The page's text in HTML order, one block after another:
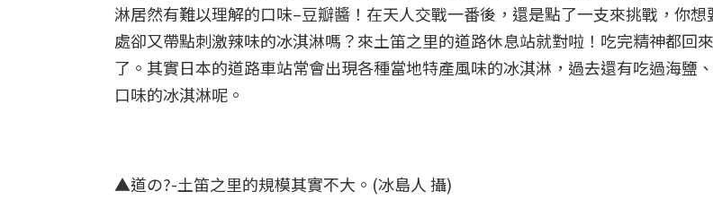
淋居然有難以理解的口味–豆瓣醬！在天人交戰一番後，還是點了一支來挑戰，你
處卻又帶點刺激辣味的冰淇淋嗎？來土笛之里的道路休息站就對啦！吃完精神都回
了。其實日本的道路車站常會出現各種當地特產風味的冰淇淋，過去還有吃過海鹽
口味的冰淇淋呢。
▲道の?-土笛之里的規模其實不大。(冰島人 攝)